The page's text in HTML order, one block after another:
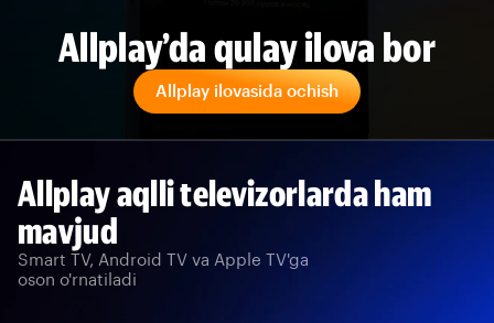
Allplay’da qulay ilova bor
Allplay ilovasida ochish
Allplay aqlli televizorlarda ham
mavjud
Smart TV, Android TV va Apple TV'ga
oson o'rnatiladi